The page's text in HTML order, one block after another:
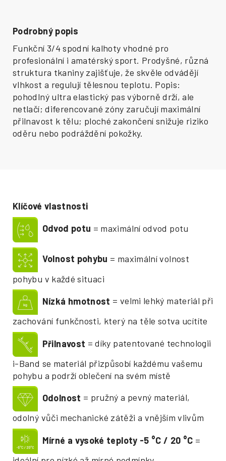
Podrobný popis
Funkční 3/4 spodní kalhoty vhodné pro
profesionální i amatérský sport. Prodyšné, různá
struktura tkaniny zajišťuje, že skvěle odvádějí
vlhkost a regulují tělesnou teplotu. Popis:
pohodlný ultra elastický pas výborně drží, ale
netlačí; diferencované zóny zaručují maximální
přilnavost k tělu; ploché zakončení snižuje riziko
oděru nebo podráždění pokožky.
Klíčové vlastnosti
Odvod potu = maximální odvod potu
Volnost pohybu = maximální volnost
pohybu v každé situaci
Nízká hmotnost = velmi lehký materiál při
zachování funkčnosti, který na těle sotva ucítíte
Přilnavost = díky patentované technologii
i-Band se materiál přizpůsobí každému vašemu
pohybu a podrží oblečení na svém místě
Odolnost = pružný a pevný materiál,
odolný vůči mechanické zátěži a vnějším vlivům
Mírné a vysoké teploty -5 °C / 20 °C =